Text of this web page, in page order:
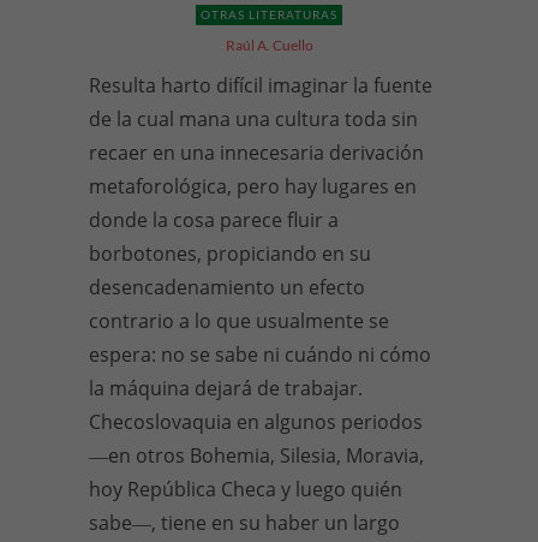
OTRAS LITERATURAS
Raúl A. Cuello
Resulta harto difícil imaginar la fuente
de la cual mana una cultura toda sin
recaer en una innecesaria derivación
metaforológica, pero hay lugares en
donde la cosa parece fluir a
borbotones, propiciando en su
desencadenamiento un efecto
contrario a lo que usualmente se
espera: no se sabe ni cuándo ni cómo
la máquina dejará de trabajar.
Checoslovaquia en algunos periodos
―en otros Bohemia, Silesia, Moravia,
hoy República Checa y luego quién
sabe―, tiene en su haber un largo